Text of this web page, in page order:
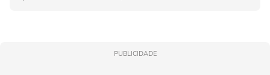
PUBLICIDADE